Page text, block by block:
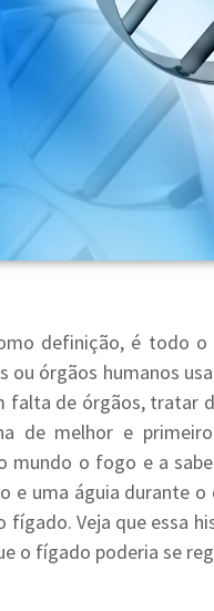
definição, é todo
ou órgãos humanos
falta de órgãos, tratar
de melhor e
mundo o fogo e a
e uma águia durante
fígado. Veja que essa
o fígado poderia se